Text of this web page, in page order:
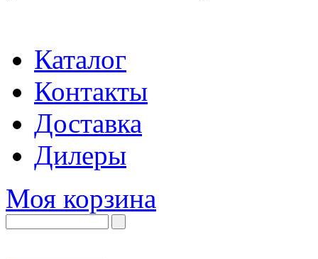
Каталог
Контакты
Доставка
Дилеры
Моя корзина